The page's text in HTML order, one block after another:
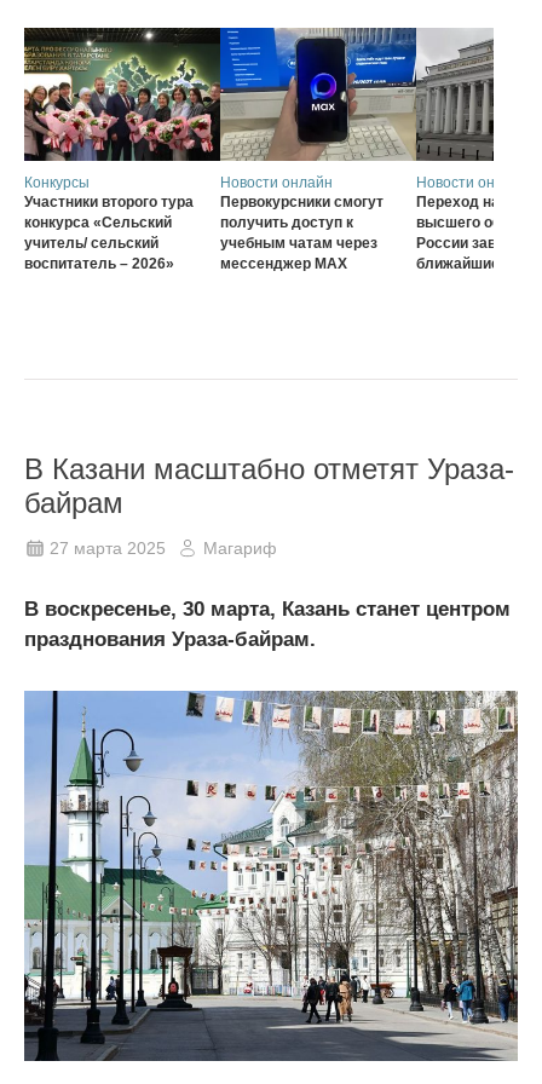
Конкурсы
Участники второго тура
конкурса «Сельский
учитель/ сельский
воспитатель – 2026»
Новости онлайн
Первокурсники смогут
получить доступ к
учебным чатам через
мессенджер MAX
Новости онлайн
Переход на
высшего
России
ближайшие три
В Казани масштабно отметят Ураза-
байрам
27 марта 2025 Магариф
В воскресенье, 30 марта, Казань станет центром
празднования Ураза-байрам.